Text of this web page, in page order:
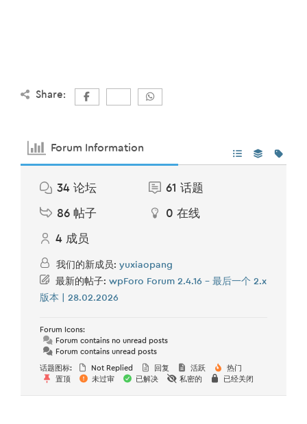
Share:
Forum Information
34 论坛 61 话题
86 帖子 0 在线
4 成员
我们的新成员: yuxiaopang
最新的帖子: wpForo Forum 2.4.16 – 最后一个 2.x
版本 | 28.02.2026
Forum Icons:
Forum contains no unread posts
Forum contains unread posts
话题图标: Not Replied 回复 活跃
热门
置顶
未过审 已解决 私密的 已经关闭